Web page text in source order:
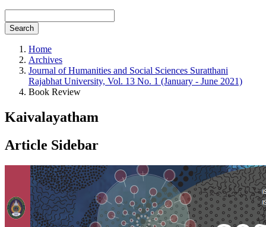
Search
Home
Archives
Journal of Humanities and Social Sciences Suratthani
Rajabhat University, Vol. 13 No. 1 (January - June 2021)
Book Review
Kaivalayatham
Article Sidebar